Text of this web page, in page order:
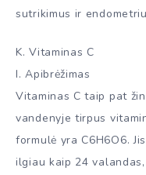
sutrikimus ir
K. Vitaminas C
I. Apibrėžimas
Vitaminas C taip pat
vandenyje tirpus
formulė yra C6H6O6.
ilgiau kaip 24